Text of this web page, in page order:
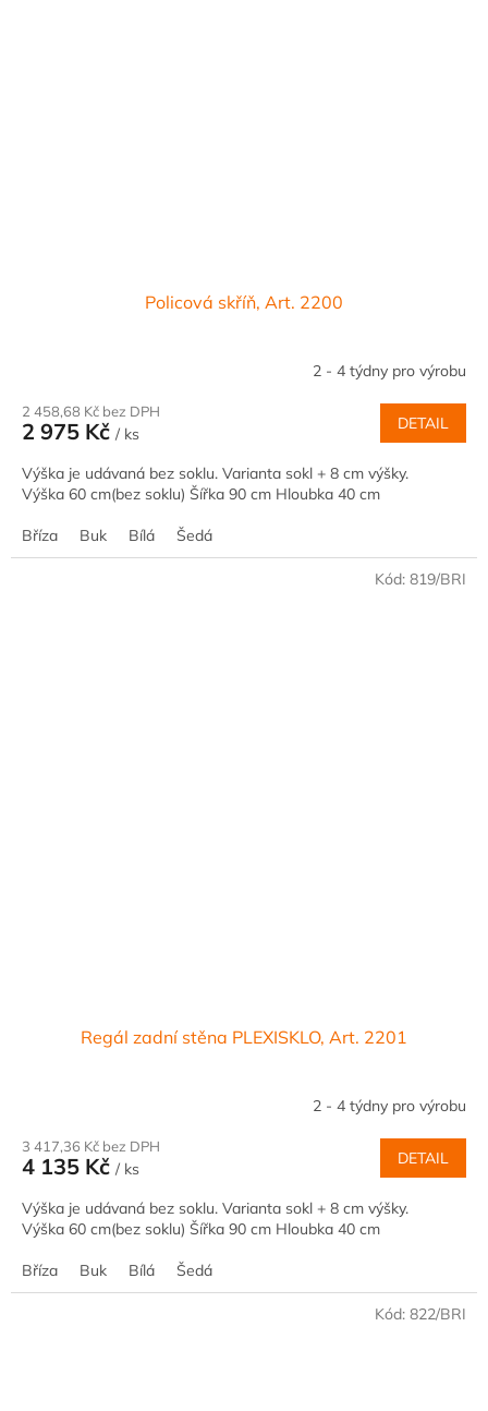
Policová skříň, Art. 2200
2 - 4 týdny pro výrobu
2 458,68 Kč bez DPH
2 975 Kč / ks
DETAIL
Výška je udávaná bez soklu. Varianta sokl + 8 cm výšky.
Výška 60 cm(bez soklu) Šířka 90 cm Hloubka 40 cm
Bříza Buk Bílá Šedá
Regál zadní stěna PLEXISKLO, Art. 2201
2 - 4 týdny pro výrobu
3 417,36 Kč bez DPH
4 135 Kč / ks
DETAIL
Výška je udávaná bez soklu. Varianta sokl + 8 cm výšky.
Výška 60 cm(bez soklu) Šířka 90 cm Hloubka 40 cm
Bříza Buk Bílá Šedá
Kód: 819/BRI
Kód: 822/BRI